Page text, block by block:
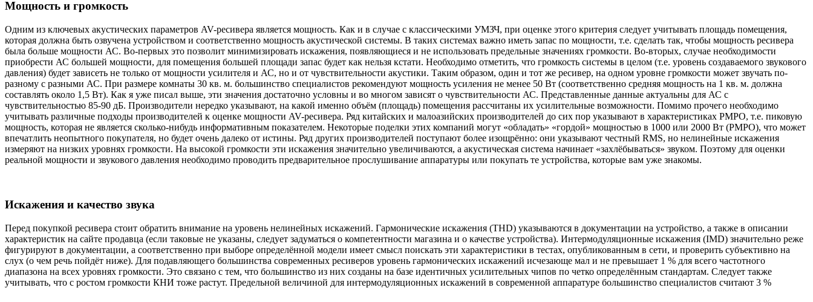
Мощность и громкость
Одним из ключевых акустических параметров AV-ресивера является мощность. Как и в случае с классическими УМЗЧ, при оценке этого критерия следует учитывать площадь помещения,
которая должна быть озвучена устройством и соответственно мощность акустической системы. В таких системах важно иметь запас по мощности, т.е. сделать так, чтобы мощность ресивера
была больше мощности АС. Во-первых это позволит минимизировать искажения, появляющиеся и не использовать предельные значениях громкости. Во-вторых, случае необходимости
приобрести АС большей мощности, для помещения большей площади запас будет как нельзя кстати. Необходимо отметить, что громкость системы в целом (т.е. уровень создаваемого звукового
давления) будет зависеть не только от мощности усилителя и АС, но и от чувствительности акустики. Таким образом, один и тот же ресивер, на одном уровне громкости может звучать по-
разному с разными АС. При размере комнаты 30 кв. м. большинство специалистов рекомендуют мощность усиления не менее 50 Вт (соответственно средняя мощность на 1 кв. м. должна
составлять около 1,5 Вт). Как я уже писал выше, эти значения достаточно условны и во многом зависят о чувствительности АС. Представленные данные актуальны для АС с
чувствительностью 85-90 дБ. Производители нередко указывают, на какой именно объём (площадь) помещения рассчитаны их усилительные возможности. Помимо прочего необходимо
учитывать различные подходы производителей к оценке мощности AV-ресивера. Ряд китайских и малоазийских производителей до сих пор указывают в характеристиках PMPO, т.е. пиковую
мощность, которая не является сколько-нибудь информативным показателем. Некоторые поделки этих компаний могут «обладать» «гордой» мощностью в 1000 или 2000 Вт (PMPO), что может
впечатлить неопытного покупателя, но будет очень далеко от истины. Ряд других производителей поступают более изощрённо: они указывают честный RMS, но нелинейные искажения
измеряют на низких уровнях громкости. На высокой громкости эти искажения значительно увеличиваются, а акустическая система начинает «захлёбываться» звуком. Поэтому для оценки
реальной мощности и звукового давления необходимо проводить предварительное прослушивание аппаратуры или покупать те устройства, которые вам уже знакомы.
Искажения и качество звука
Перед покупкой ресивера стоит обратить внимание на уровень нелинейных искажений. Гармонические искажения (THD) указываются в документации на устройство, а также в описании
характеристик на сайте продавца (если таковые не указаны, следует задуматься о компетентности магазина и о качестве устройства). Интермодуляционные искажения (IMD) значительно реже
фигурируют в документации, а соответственно при выборе определённой модели имеет смысл поискать эти характеристики в тестах, опубликованным в сети, и проверить субъективно на
слух (о чем речь пойдёт ниже). Для подавляющего большинства современных ресиверов уровень гармонических искажений исчезающе мал и не превышает 1 % для всего частотного
диапазона на всех уровнях громкости. Это связано с тем, что большинство из них созданы на базе идентичных усилительных чипов по четко определённым стандартам. Следует также
учитывать, что с ростом громкости КНИ тоже растут. Предельной величиной для интермодуляционных искажений в современной аппаратуре большинство специалистов считают 3 %